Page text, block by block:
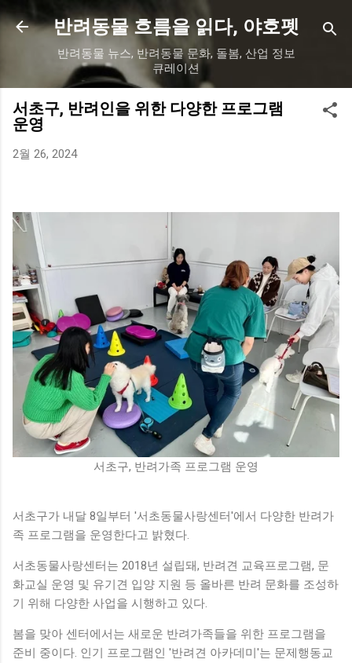
기본 콘텐츠로 건너뛰기
반려동물 흐름을 읽다, 야호펫
반려동물 뉴스, 반려동물 문화, 돌봄, 산업 정보
큐레이션
서초구, 반려인을 위한 다양한 프로그램
운영
2월 26, 2024
서초구, 반려가족 프로그램 운영
서초구가 내달 8일부터 '서초동물사랑센터'에서 다양한 반려가
족 프로그램을 운영한다고 밝혔다.
서초동물사랑센터는 2018년 설립돼, 반려견 교육프로그램, 문
화교실 운영 및 유기견 입양 지원 등 올바른 반려 문화를 조성하
기 위해 다양한 사업을 시행하고 있다.
봄을 맞아 센터에서는 새로운 반려가족들을 위한 프로그램을
준비 중이다. 인기 프로그램인 '반려견 아카데미'는 문제행동교